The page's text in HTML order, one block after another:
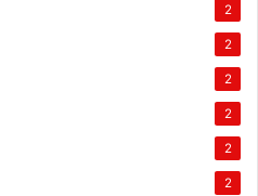
2
2
2
2
2
2